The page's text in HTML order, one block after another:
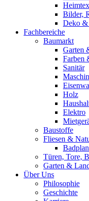
Bilder,
Deko &
Fachbereiche
Baumarkt
Garten
Farben
Sanitär
Holz
Elektro
Baustoffe
Fliesen &
Türen, Tore,
Garten &
Über Uns
Philosophie
Geschichte